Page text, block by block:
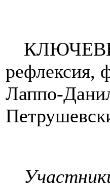
рефлексия,
Лаппо-